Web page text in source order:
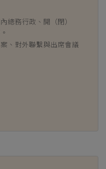
總務行政、開（閉）
、對外聯繫與出席會議